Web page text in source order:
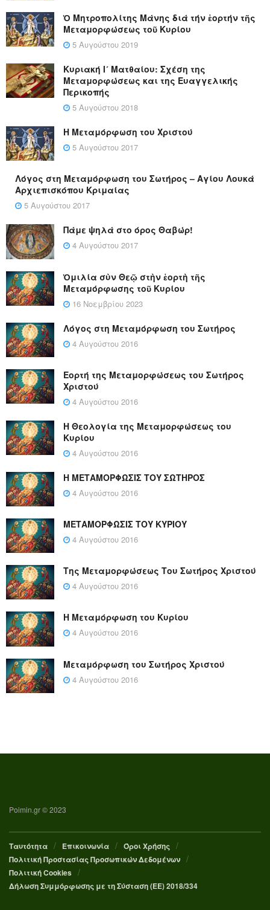
Ὁ Μητροπολίτης Μάνης διά τήν ἑορτήν τῆς
Μεταμορφώσεως τοῦ Κυρίου
5 Αυγούστου 2019
Κυριακή Ι´ Ματθαίου: Σχέση της
Μεταμορφώσεως και της Ευαγγελικής
Περικοπής
5 Αυγούστου 2018
Η Μεταμόρφωση του Χριστού
5 Αυγούστου 2017
Λόγος στη Μεταμόρφωση του Σωτήρος – Αγίου Λουκά
Αρχιεπισκόπου Κριμαίας
5 Αυγούστου 2017
Πάμε ψηλά στο όρος Θαβώρ!
4 Αυγούστου 2017
Ὁμιλία σὺν Θεῷ στὴν ἑορτὴ τῆς
Μεταμόρφωσης τοῦ Κυρίου
16 Νοεμβρίου 2023
Λόγος στη Μεταμόρφωση του Σωτήρος
4 Αυγούστου 2016
Εορτή της Μεταμορφώσεως του Σωτήρος
Χριστού
4 Αυγούστου 2016
Η Θεολογία της Μεταμορφώσεως του
Κυρίου
4 Αυγούστου 2016
Η ΜΕΤΑΜΟΡΦΩΣΙΣ ΤΟΥ ΣΩΤΗΡΟΣ
4 Αυγούστου 2016
ΜΕΤΑΜΟΡΦΩΣΙΣ ΤΟΥ ΚΥΡΙΟΥ
4 Αυγούστου 2016
Της Μεταμορφώσεως Του Σωτήρος Χριστού
4 Αυγούστου 2016
Η Μεταμόρφωση του Κυρίου
4 Αυγούστου 2016
Μεταμόρφωση του Σωτήρος Χριστού
4 Αυγούστου 2016
Poimin.gr © 2023
Ταυτότητα Επικοινωνία
Όροι Χρήσης
Πολιτική Προστασίας Προσωπικών Δεδομένων
Πολιτική Cookies
Δήλωση Συμμόρφωσης με τη Σύσταση (ΕΕ) 2018/334